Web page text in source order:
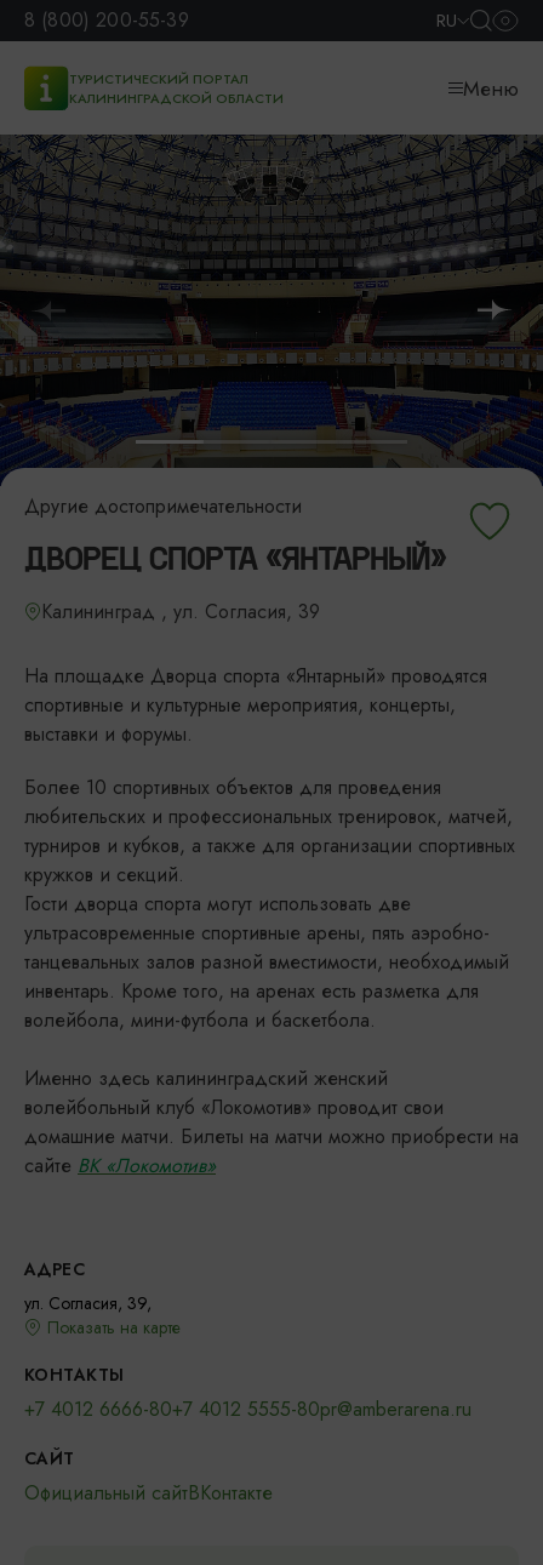
8 (800) 200-55-39 RU
ТУРИСТИЧЕСКИЙ ПОРТАЛ
КАЛИНИНГРАДСКОЙ ОБЛАСТИ
Меню
Другие достопримечательности
ДВОРЕЦ СПОРТА «ЯНТАРНЫЙ»
Калининград , ул. Согласия, 39
На площадке Дворца спорта «Янтарный» проводятся
спортивные и культурные мероприятия, концерты,
выставки и форумы.
Более 10 спортивных объектов для проведения
любительских и профессиональных тренировок, матчей,
турниров и кубков, а также для организации спортивных
кружков и секций.
Гости дворца спорта могут использовать две
ультрасовременные спортивные арены, пять аэробно-
танцевальных залов разной вместимости, необходимый
инвентарь. Кроме того, на аренах есть разметка для
волейбола, мини-футбола и баскетбола.
Именно здесь калининградский женский
волейбольный клуб «Локомотив» проводит свои
домашние матчи. Билеты на матчи можно приобрести на
сайте ВК «Локомотив»
АДРЕС
ул. Согласия, 39,
Показать на карте
КОНТАКТЫ
+7 4012 6666-80+7 4012 5555-80pr@amberarena.ru
САЙТ
Официальный сайтВКонтакте